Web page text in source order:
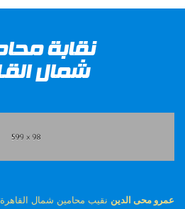
عمرو محى الدين نقيب محامين شمال القاهرة